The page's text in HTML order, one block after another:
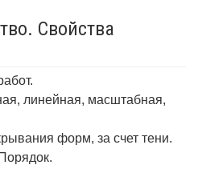
Свойства
линейная, масштабная,
форм, за счет тени.